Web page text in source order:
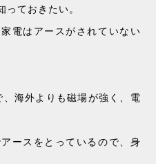
っておきたい。
電はアースがされていない
海外よりも磁場が強く、電
ースをとっているので、身